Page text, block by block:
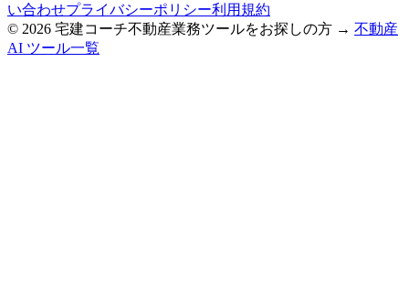
い合わせプライバシーポリシー利用規約
© 2026 宅建コーチ不動産業務ツールをお探しの方 → 不動産
AI ツール一覧